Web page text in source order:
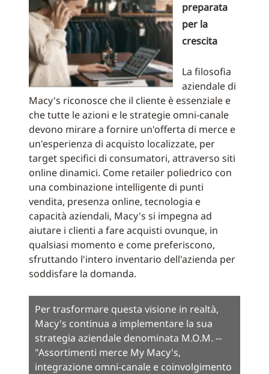
preparata
per la
crescita
La filosofia
aziendale di
Macy's riconosce che il cliente è essenziale e
che tutte le azioni e le strategie omni-canale
devono mirare a fornire un'offerta di merce e
un'esperienza di acquisto localizzate, per
target specifici di consumatori, attraverso siti
online dinamici. Come retailer poliedrico con
una combinazione intelligente di punti
vendita, presenza online, tecnologia e
capacità aziendali, Macy's si impegna ad
aiutare i clienti a fare acquisti ovunque, in
qualsiasi momento e come preferiscono,
sfruttando l'intero inventario dell'azienda per
soddisfare la domanda.
Per trasformare questa visione in realtà,
Macy's continua a implementare la sua
strategia aziendale denominata M.O.M. --
"Assortimenti merce My Macy's,
integrazione omni-canale e coinvolgimento